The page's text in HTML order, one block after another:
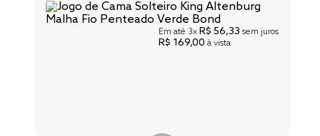
Em até 3x R$ 56,33 sem juros
R$ 169,00 à vista